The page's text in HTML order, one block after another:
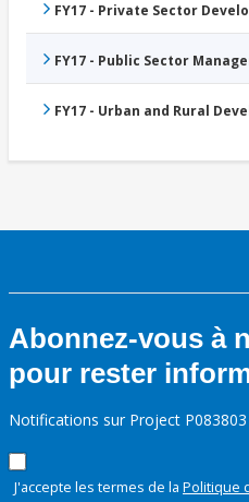
FY17 - Private Sector
FY17 - Public Sector
FY17 - Urban and Rural
Abonnez-vous à
pour rester
Notifications sur Project P083803
J'accepte les termes de la Politique